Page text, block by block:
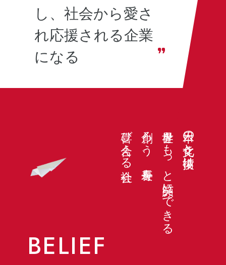
し、社会から愛さ
れ応援される企業
になる
BELIEF
日本の文化と技術は
世界をもっと笑顔にできる
創ろう、長寿を
喜び合える社会